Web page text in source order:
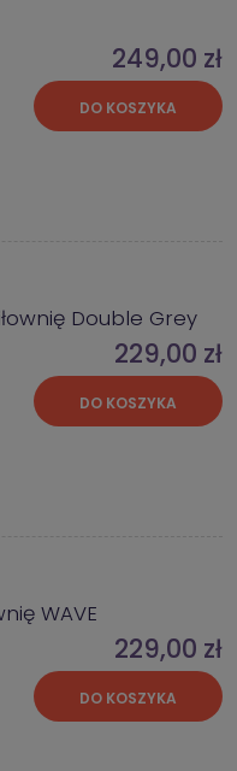
249,00 zł
DO KOSZYKA
Double Grey
229,00 zł
DO KOSZYKA
WAVE
229,00 zł
DO KOSZYKA